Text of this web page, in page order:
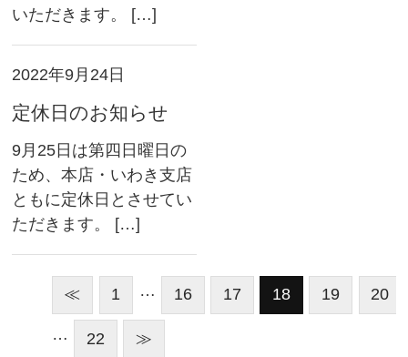
いただきます。 […]
2022年9月24日
定休日のお知らせ
9月25日は第四日曜日の
ため、本店・いわき支店
ともに定休日とさせてい
ただきます。 […]
≪ 1 … 16 17 18 19 20
… 22 ≫